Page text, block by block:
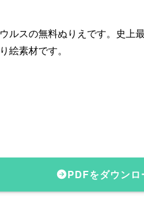
ルスの無料ぬりえです。史上
絵素材です。
PDFをダウンロ